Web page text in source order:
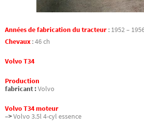
Années de fabrication du tracteur : 1952 –
Chevaux :46 ch
Volvo T34
Production
fabricant :Volvo
Volvo T34 moteur
–>Volvo 3.5l 4-cyl essence